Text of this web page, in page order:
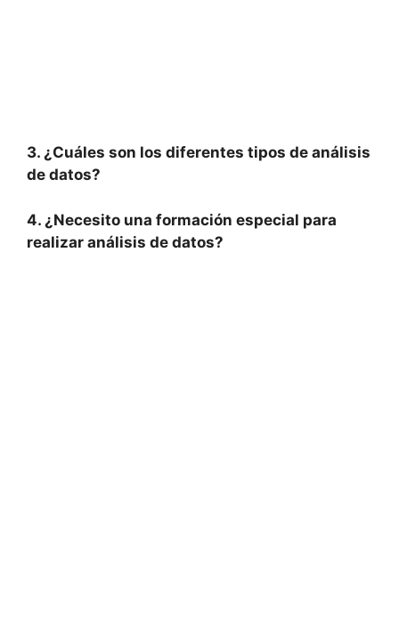
3. ¿Cuáles son los diferentes tipos de análisis
de datos?
4. ¿Necesito una formación especial para
realizar análisis de datos?